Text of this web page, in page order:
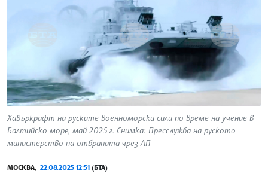
Хавъркрафт на руските военноморски сили по време на учение в
Балтийско море, май 2025 г. Снимка: Пресслужба на руското
министерство на отбраната чрез АП
МОСКВА, 22.08.2025 12:51 (БТА)